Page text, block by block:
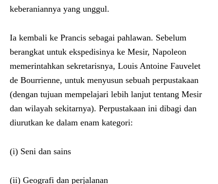
keberaniannya yang unggul.
Ia kembali ke Prancis sebagai pahlawan. Sebelum
berangkat untuk ekspedisinya ke Mesir, Napoleon
memerintahkan sekretarisnya, Louis Antoine Fauvelet
de Bourrienne, untuk menyusun sebuah perpustakaan
(dengan tujuan mempelajari lebih lanjut tentang Mesir
dan wilayah sekitarnya). Perpustakaan ini dibagi dan
diurutkan ke dalam enam kategori:
(i) Seni dan sains
(ii) Geografi dan perjalanan